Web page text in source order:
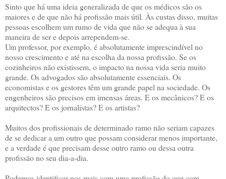
Sinto que há uma ideia generalizada de que os médicos são os
maiores e de que não há profissão mais útil. Às custas disso, muitas
pessoas escolhem um rumo de vida que não se adequa à sua
maneira de ser e depois arrependem-se.
Um professor, por exemplo, é absolutamente imprescindível no
nosso crescimento e até na escolha da nossa profissão. Se os
cozinheiros não existissem, o impacto na nossa vida seria muito
grande. Os advogados são absolutamente essenciais. Os
economistas e os gestores têm um grande papel na sociedade. Os
engenheiros são precisos em imensas áreas. E os mecânicos? E os
arquitectos? E os jornalistas? E os artistas?
Muitos dos profissionais de determinado ramo não seriam capazes
de se dedicar a um outro que possam considerar menos importante,
e a verdade é que precisam desse outro ramo ou dessa outra
profissão no seu dia-a-dia.